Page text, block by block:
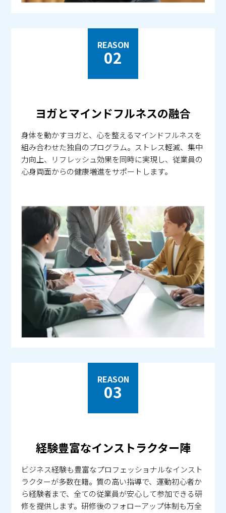
REASON
02
ヨガとマインドフルネスの融合
身体を動かすヨガと、心を整えるマインドフルネスを
組み合わせた独自のプログラム。ストレス軽減、集中
力向上、リフレッシュ効果を同時に実現し、従業員の
心身両面からの健康増進をサポートします。
REASON
03
経験豊富なインストラクター陣
ビジネス経験も豊富なプロフェッショナルなインスト
ラクターが多数在籍。質の高い指導で、運動初心者か
ら経験者まで、全ての従業員が安心して参加できる研
修を提供します。研修後のフォローアップ体制も万全